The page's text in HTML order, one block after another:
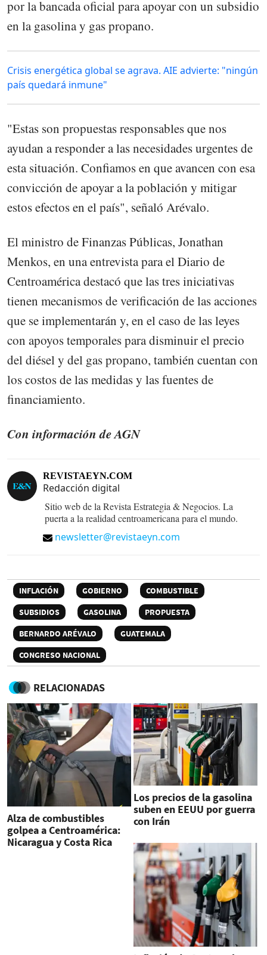
por la bancada oficial para apoyar con un subsidio
en la gasolina y gas propano.
Crisis energética global se agrava. AIE advierte: "ningún
país quedará inmune"
"Estas son propuestas responsables que nos
ayudan a responder a las necesidades urgentes de
esta situación. Confiamos en que avancen con esa
convicción de apoyar a la población y mitigar
estos efectos en el país", señaló Arévalo.
El ministro de Finanzas Públicas, Jonathan
Menkos, en una entrevista para el Diario de
Centroamérica destacó que las tres iniciativas
tienen mecanismos de verificación de las acciones
que se implementarán y, en el caso de las leyes
con apoyos temporales para disminuir el precio
del diésel y del gas propano, también cuentan con
los costos de las medidas y las fuentes de
financiamiento.
Con información de AGN
REVISTAEYN.COM
Redacción digital
Sitio web de la Revista Estrategia & Negocios. La
puerta a la realidad centroamericana para el mundo.
newsletter@revistaeyn.com
INFLACIÓN GOBIERNO
COMBUSTIBLE
SUBSIDIOS
GASOLINA
PROPUESTA
BERNARDO ARÉVALO
GUATEMALA
CONGRESO NACIONAL
RELACIONADAS
Alza de combustibles
golpea a Centroamérica:
Nicaragua y Costa Rica
Los precios de la gasolina
suben en EEUU por guerra
con Irán